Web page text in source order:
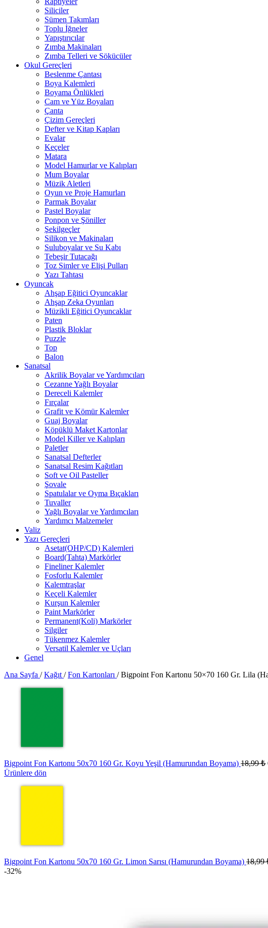
Siliciler
Sümen Takımları
Toplu İğneler
Yapıştırıcılar
Zımba Makinaları
Zımba Telleri ve Sökücüler
Okul Gereçleri
Beslenme Çantası
Boya Kalemleri
Boyama Önlükleri
Cam ve Yüz Boyaları
Çanta
Çizim Gereçleri
Defter ve Kitap Kapları
Evalar
Keçeler
Matara
Model Hamurlar ve Kalıpları
Mum Boyalar
Müzik Aletleri
Oyun ve Proje Hamurları
Parmak Boyalar
Pastel Boyalar
Ponpon ve Şöniller
Şekilgeçler
Silikon ve Makinaları
Suluboyalar ve Su Kabı
Tebeşir Tutacağı
Toz Simler ve Elişi Pulları
Yazı Tahtası
Oyuncak
Ahşap Eğitici Oyuncaklar
Ahşap Zeka Oyunları
Müzikli Eğitici Oyuncaklar
Paten
Plastik Bloklar
Puzzle
Top
Balon
Sanatsal
Akrilik Boyalar ve Yardımcıları
Cezanne Yağlı Boyalar
Dereceli Kalemler
Fırçalar
Grafit ve Kömür Kalemler
Guaj Boyalar
Köpüklü Maket Kartonlar
Model Killer ve Kalıpları
Paletler
Sanatsal Defterler
Sanatsal Resim Kağıtları
Soft ve Oil Pasteller
Şovale
Spatulalar ve Oyma Bıçakları
Tuvaller
Yağlı Boyalar ve Yardımcıları
Yardımcı Malzemeler
Valiz
Yazı Gereçleri
Asetat(OHP/CD) Kalemleri
Board(Tahta) Markörler
Fineliner Kalemler
Fosforlu Kalemler
Kalemtraşlar
Keçeli Kalemler
Kurşun Kalemler
Paint Markörler
Permanent(Koli) Markörler
Silgiler
Tükenmez Kalemler
Versatil Kalemler ve Uçları
Genel
Ana Sayfa / Kağıt / Fon Kartonları / Bigpoint Fon Kartonu 50×70 160 Gr. Lila
Bigpoint Fon Kartonu 50x70 160 Gr. Koyu Yeşil (Hamurundan Boyama) 18,99₺
Ürünlere dön
Bigpoint Fon Kartonu 50x70 160 Gr. Limon Sarısı (Hamurundan Boyama) 18,99
-32%